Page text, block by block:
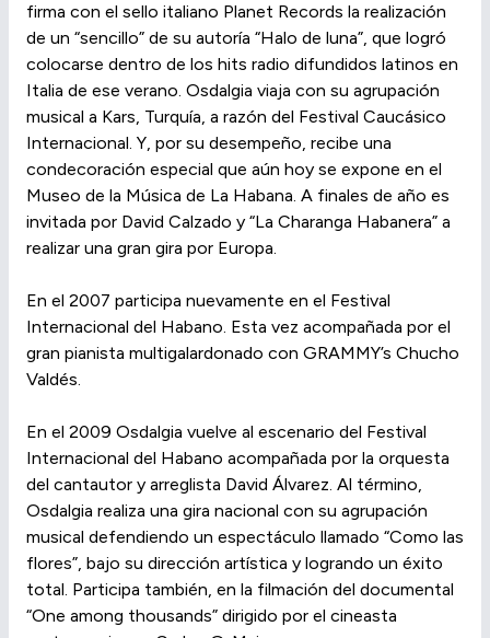
firma con el sello italiano Planet Records la realización
de un “sencillo” de su autoría “Halo de luna”, que logró
colocarse dentro de los hits radio difundidos latinos en
Italia de ese verano. Osdalgia viaja con su agrupación
musical a Kars, Turquía, a razón del Festival Caucásico
Internacional. Y, por su desempeño, recibe una
condecoración especial que aún hoy se expone en el
Museo de la Música de La Habana. A finales de año es
invitada por David Calzado y “La Charanga Habanera” a
realizar una gran gira por Europa.
En el 2007 participa nuevamente en el Festival
Internacional del Habano. Esta vez acompañada por el
gran pianista multigalardonado con GRAMMY’s Chucho
Valdés.
En el 2009 Osdalgia vuelve al escenario del Festival
Internacional del Habano acompañada por la orquesta
del cantautor y arreglista David Álvarez. Al término,
Osdalgia realiza una gira nacional con su agrupación
musical defendiendo un espectáculo llamado “Como las
flores”, bajo su dirección artística y logrando un éxito
total. Participa también, en la filmación del documental
“One among thousands” dirigido por el cineasta